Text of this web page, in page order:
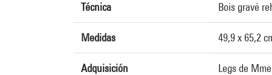
Técnica Bois gravé
Medidas 49,9 x 65,2
Adquisición Legs de